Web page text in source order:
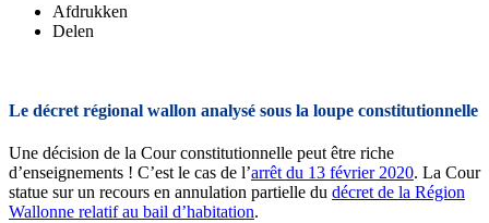
Afdrukken
Delen
Le décret régional wallon analysé sous la loupe constitutionnelle
Une décision de la Cour constitutionnelle peut être riche
d’enseignements ! C’est le cas de l’arrêt du 13 février 2020. La Cour
statue sur un recours en annulation partielle du décret de la Région
Wallonne relatif au bail d’habitation.